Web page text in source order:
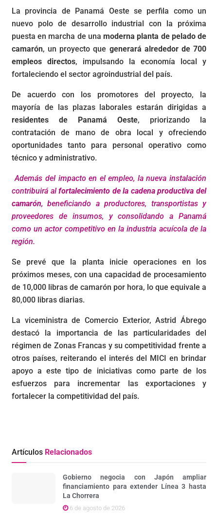
La provincia de Panamá Oeste se perfila como un
nuevo polo de desarrollo industrial con la próxima
puesta en marcha de unamoderna planta de pelado de
camarón, un proyecto que generará alrededor de 700
empleos directos, impulsando la economía local y
fortaleciendo el sector agroindustrial del país.
De acuerdo con los promotores del proyecto, la
mayoría de las plazas laborales estarán dirigidas a
residentes de Panamá Oeste, priorizando la
contratación de mano de obra local y ofreciendo
oportunidades tanto para personal operativo como
técnico y administrativo.
Además del impacto en el empleo, la nueva instalación
contribuirá alfortalecimiento de la cadena productiva del
camarón, beneficiando a productores, transportistas y
proveedores de insumos, y consolidando a Panamá
como un actor competitivo en la industria acuícola de la
región.
Se prevé que la planta inicie operaciones en los
próximos meses, con una capacidad de procesamiento
de 10,000 libras de camarón por hora, lo que equivale a
80,000 libras diarias.
La viceministra de Comercio Exterior, Astrid Ábrego
destacó la importancia de las particularidades del
régimen de Zonas Francas y su competitividad frente a
otros países, reiterando el interés del MICI en brindar
apoyo a este tipo de iniciativas como parte de los
esfuerzos para incrementar las exportaciones y
fortalecer la competitividad del país.
Artículos Relacionados
Gobierno negocia con Japón ampliar
financiamiento para extender Línea 3 hasta
La Chorrera
6 de agosto de 2026